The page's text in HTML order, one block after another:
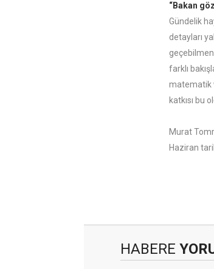
“Bakan
Gündelik
detayları
farklı
matematik
katkısı bu
Murat
Haziran
HABERE